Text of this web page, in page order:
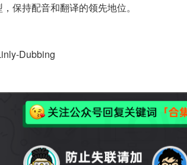
保持配音和翻译的领先地位。
Dubbing